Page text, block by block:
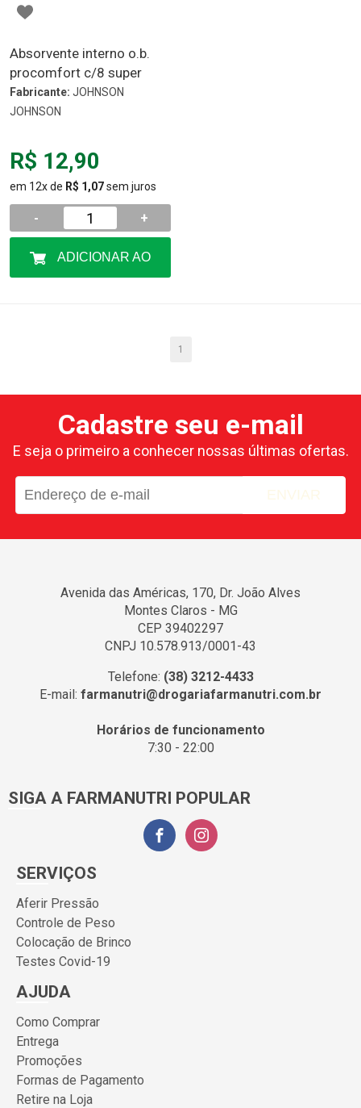
Absorvente interno o.b.
procomfort c/8 super
Fabricante: JOHNSON
JOHNSON
R$ 12,90
em 12x de R$ 1,07sem juros
- +
1
Cadastre seu e-mail
E seja o primeiro a conhecer nossas últimas ofertas.
ENVIAR
Avenida das Américas, 170, Dr. João Alves
Montes Claros - MG
CEP 39402297
CNPJ 10.578.913/0001-43
Telefone: (38) 3212-4433
E-mail: farmanutri@drogariafarmanutri.com.br
Horários de funcionamento
7:30 - 22:00
SIGA A FARMANUTRI POPULAR
SERVIÇOS
Aferir Pressão
Controle de Peso
Colocação de Brinco
Testes Covid-19
AJUDA
Como Comprar
Entrega
Promoções
Formas de Pagamento
Retire na Loja